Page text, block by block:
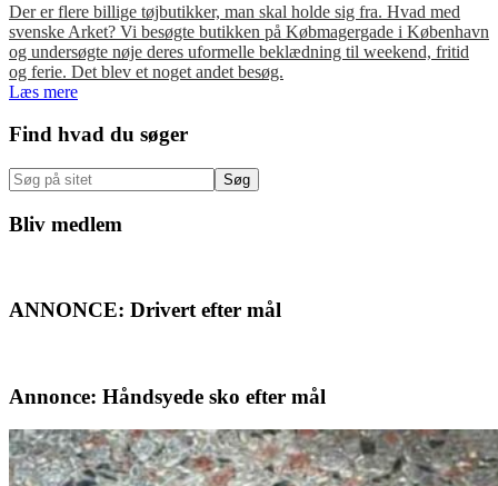
Der er flere billige tøjbutikker, man skal holde sig fra. Hvad med
svenske Arket? Vi besøgte butikken på Købmagergade i København
og undersøgte nøje deres uformelle beklædning til weekend, fritid
og ferie. Det blev et noget andet besøg.
Læs mere
Primær
Sidebar
Find hvad du søger
Søg
på
sitet
Bliv medlem
ANNONCE: Drivert efter mål
Annonce: Håndsyede sko efter mål